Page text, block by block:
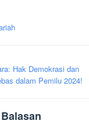
Hak Demokrasi dan
dalam Pemilu 2024!